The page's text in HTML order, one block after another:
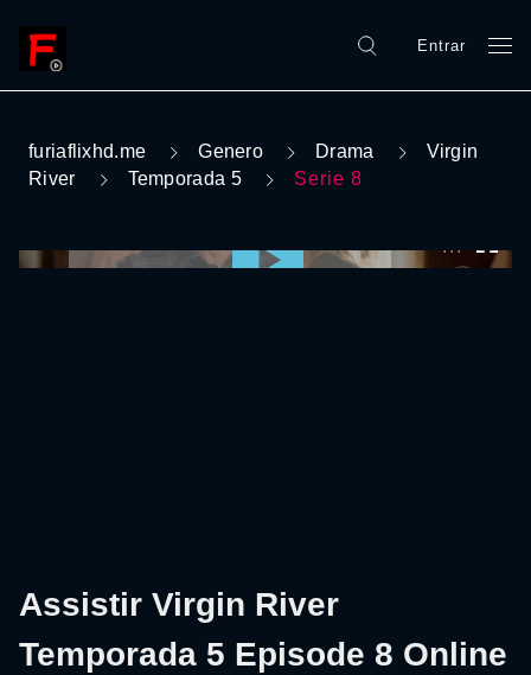
Entrar
furiaflixhd.me Genero Drama
Virgin
River
Temporada 5 Serie 8
Assistir Virgin River
Temporada 5 Episode 8 Online